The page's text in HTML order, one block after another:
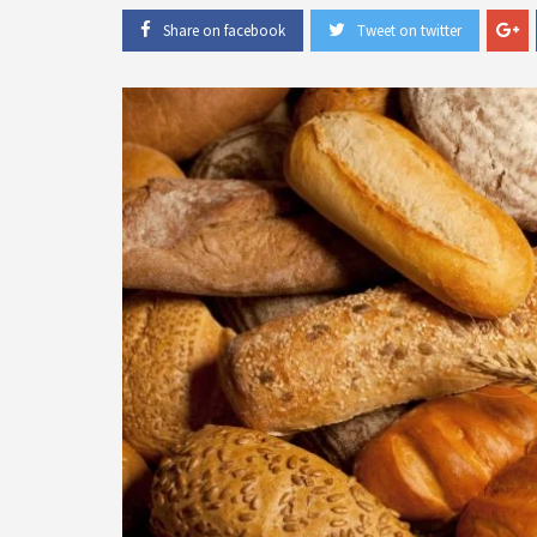
Share on facebook Tweet on twitter